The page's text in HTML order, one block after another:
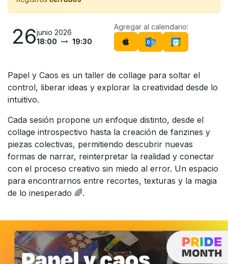
26junio 2026
18:00
19:30
Agregar al calendario:
Papel y Caos es un taller de collage para soltar el
control, liberar ideas y explorar la creatividad desde lo
intuitivo.
Cada sesión propone un enfoque distinto, desde el
collage introspectivo hasta la creación de fanzines y
piezas colectivas, permitiendo descubrir nuevas
formas de narrar, reinterpretar la realidad y conectar
con el proceso creativo sin miedo al error. Un espacio
para encontrarnos entre recortes, texturas y la magia
de lo inesperado 🌈.